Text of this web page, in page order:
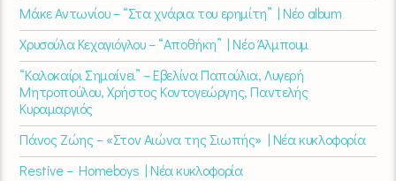
Μάκε Αντωνίου – “Στα χνάρια του ερημίτη” | Νέο album
Χρυσούλα Κεχαγιόγλου – “Αποθήκη” | Νέο Άλμπουμ
“Καλοκαίρι Σημαίνει” – Εβελίνα Παπούλια, Λυγερή
Μητροπούλου, Χρήστος Κοντογεώργης, Παντελής
Κυραμαργιός
Πάνος Ζώης – «Στον Αιώνα της Σιωπής» | Νέα κυκλοφορία
Restive – Homeboys | Νέα κυκλοφορία